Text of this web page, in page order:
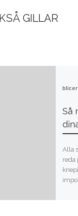
GILLAR
Så
Alla
reda